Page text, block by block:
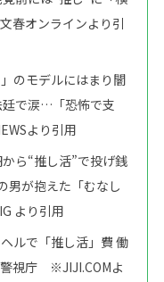
春オンラインより引
のモデルにはまり闇
廷で涙…「恐怖で支
より引用
ら“推し活”で投げ銭
が抱えた「むなし
より引用
ルで「推し活」費 働
視庁※JIJI.COMよ